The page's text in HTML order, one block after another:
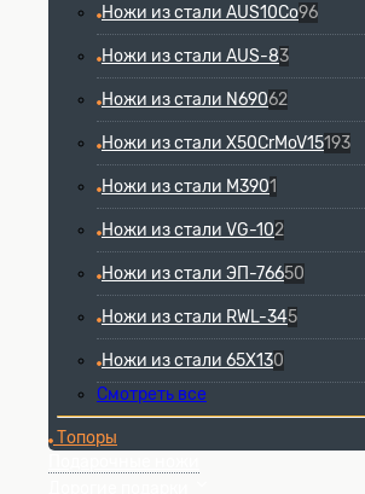
Ножи из стали AUS10Co96
Ножи из стали AUS-83
Ножи из стали N69062
Ножи из стали X50CrMoV15193
Ножи из стали М3901
Ножи из стали VG-102
Ножи из стали ЭП-76650
Ножи из стали RWL-345
Ножи из стали 65Х130
Смотреть все
Топоры